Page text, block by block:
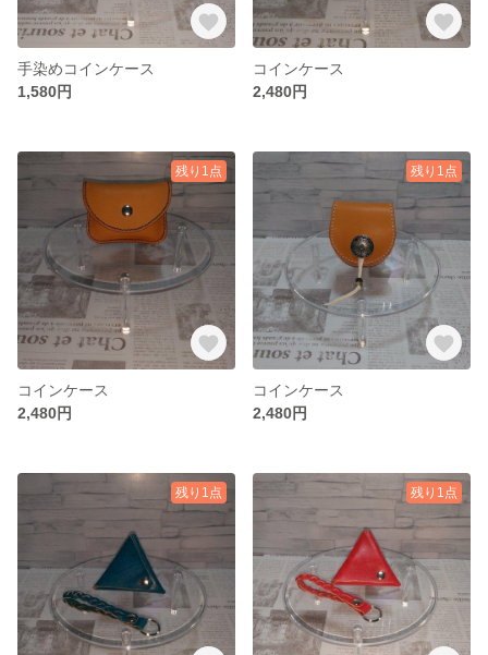
手染めコインケース
1,580円
コインケース
2,480円
残り1点
コインケース
2,480円
残り1点
コインケース
2,480円
残り1点 残り1点